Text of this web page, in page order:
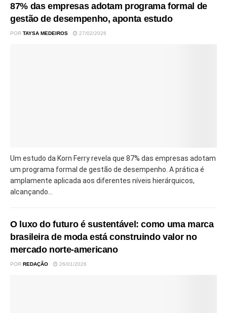
87% das empresas adotam programa formal de
gestão de desempenho, aponta estudo
POR TAYSA MEDEIROS 27/02/2026
Um estudo da Korn Ferry revela que 87% das empresas adotam
um programa formal de gestão de desempenho. A prática é
amplamente aplicada aos diferentes níveis hierárquicos,
alcançando...
O luxo do futuro é sustentável: como uma marca
brasileira de moda está construindo valor no
mercado norte-americano
POR REDAÇÃO 26/01/2026